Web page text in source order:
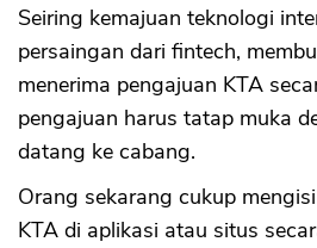
Seiring kemajuan teknologi
persaingan dari fintech,
menerima pengajuan KTA
pengajuan harus tatap muka
datang ke cabang.
Orang sekarang cukup
KTA di aplikasi atau situs